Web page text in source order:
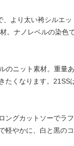
より太い袴シルエッ
。ナノレベルの染色
のニット素材。重量
たくなります。21SS
ングカットソーでラ
軽やかに、白と黒の